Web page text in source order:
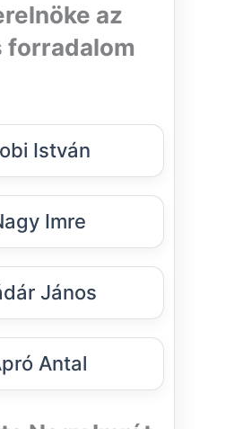
az
forradalom
István
Imre
János
Antal